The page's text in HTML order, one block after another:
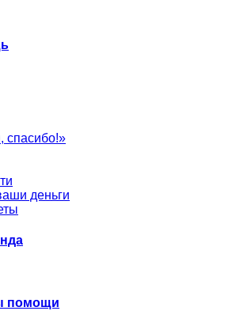
спасибо!»
деньги
помощи